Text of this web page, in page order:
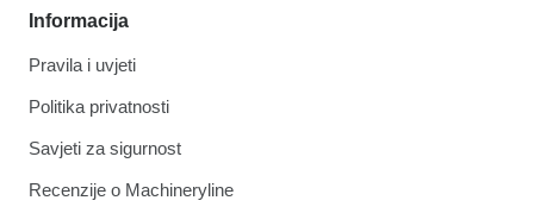
Informacija
Pravila i uvjeti
Politika privatnosti
Savjeti za sigurnost
Recenzije o Machineryline